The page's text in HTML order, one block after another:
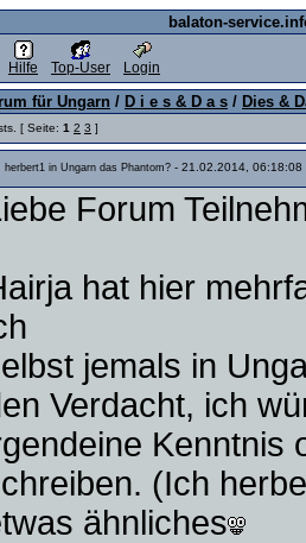
balaton-
Hilfe Top-User Login
für Ungarn / D i e s & D a s / Dies &
[ Seite: 1 2 3 ]
herbert1 in Ungarn das Phantom? - 21.02.2014, 06:18:08
Forum
hat hier
jemals in
Verdacht, ich
Kenntnis
(Ich
ähnliches